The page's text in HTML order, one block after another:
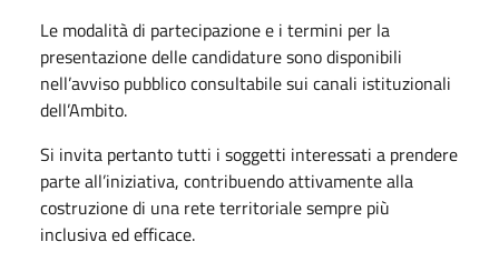
Le modalità di partecipazione e i termini per la
presentazione delle candidature sono disponibili
nell’avviso pubblico consultabile sui canali istituzionali
dell’Ambito.
Si invita pertanto tutti i soggetti interessati a prendere
parte all’iniziativa, contribuendo attivamente alla
costruzione di una rete territoriale sempre più
inclusiva ed efficace.